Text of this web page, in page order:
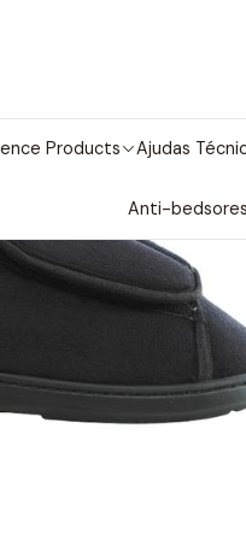
Products Ajudas
Anti-